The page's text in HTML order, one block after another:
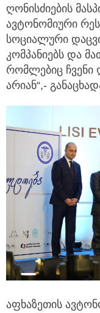
ღონისძიების
ავტონომიური
სოციალური
კომპანიებს და
რომლებიც ჩვენი
არიან“,-
აფხაზეთის